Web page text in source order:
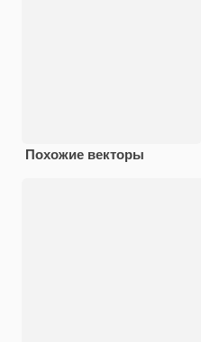
Похожие векторы